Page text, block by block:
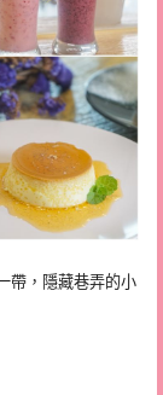
帶，隱藏巷弄的小